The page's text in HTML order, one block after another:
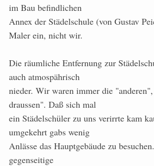
im Bau befindlichen
Annex der Städelschule (von Gustav
Maler ein, nicht wir.
Die räumliche Entfernung zur
auch atmospährisch
nieder. Wir waren immer die
draussen". Daß sich mal
ein Städelschüler zu uns verirrte kam
umgekehrt gabs wenig
Anlässe das Hauptgebäude zu
gegenseitige